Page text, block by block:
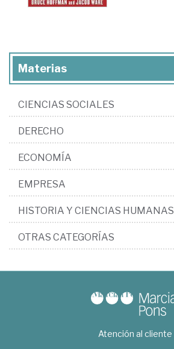
Materias
CIENCIAS SOCIALES
DERECHO
ECONOMÍA
EMPRESA
HISTORIA Y CIENCIAS HUMANAS
OTRAS CATEGORÍAS
Atención al cliente